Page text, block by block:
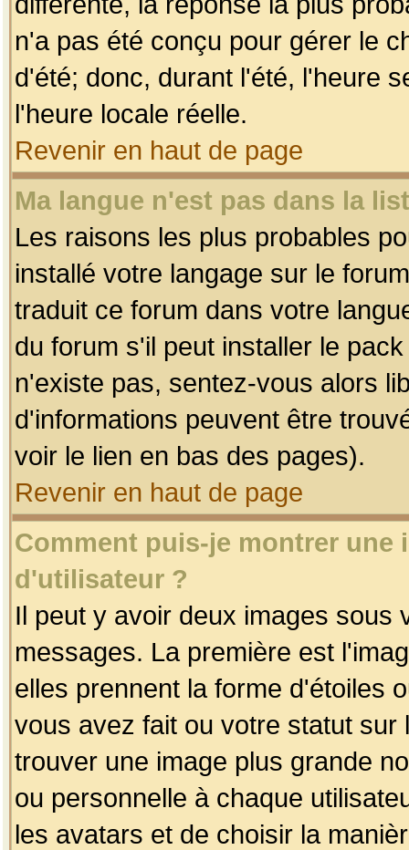
n'a pas été conçu pour gérer le
d'été; donc, durant l'été, l'heure
l'heure locale réelle.
Revenir en haut de page
Ma langue n'est pas dans la
Les raisons les plus probables
installé votre langage sur le
traduit ce forum dans votre
du forum s'il peut installer le
n'existe pas, sentez-vous alors
d'informations peuvent être
voir le lien en bas des pages).
Revenir en haut de page
Comment puis-je montrer une
d'utilisateur ?
Il peut y avoir deux images sous
messages. La première est
elles prennent la forme d'étoiles
vous avez fait ou votre statut
trouver une image plus grande
ou personnelle à chaque
les avatars et de choisir la